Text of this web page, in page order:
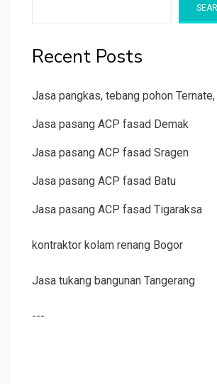
Recent Posts
Jasa pangkas, tebang pohon
Jasa pasang ACP fasad Demak
Jasa pasang ACP fasad Sragen
Jasa pasang ACP fasad Batu
Jasa pasang ACP fasad Tigaraksa
kontraktor kolam renang Bogor
Jasa tukang bangunan Tangerang
---